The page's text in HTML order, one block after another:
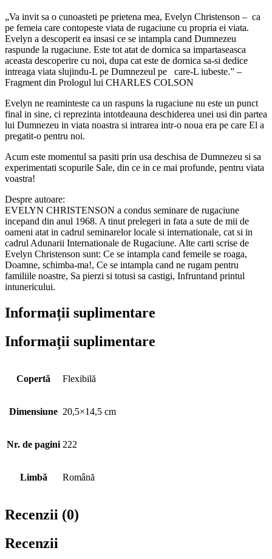
„Va invit sa o cunoasteti pe prietena mea, Evelyn Christenson – ca
pe femeia care contopeste viata de rugaciune cu propria ei viata.
Evelyn a descoperit ea insasi ce se intampla cand Dumnezeu
raspunde la rugaciune. Este tot atat de dornica sa impartaseasca
aceasta descoperire cu noi, dupa cat este de dornica sa-si dedice
intreaga viata slujindu-L pe Dumnezeul pe care-L iubeste.” –
Fragment din Prologul lui CHARLES COLSON
Evelyn ne reaminteste ca un raspuns la rugaciune nu este un punct
final in sine, ci reprezinta intotdeauna deschiderea unei usi din partea
lui Dumnezeu in viata noastra si intrarea intr-o noua era pe care El a
pregatit-o pentru noi.
Acum este momentul sa pasiti prin usa deschisa de Dumnezeu si sa
experimentati scopurile Sale, din ce in ce mai profunde, pentru viata
voastra!
Despre autoare:
EVELYN CHRISTENSON a condus seminare de rugaciune
incepand din anul 1968. A tinut prelegeri in fata a sute de mii de
oameni atat in cadrul seminarelor locale si internationale, cat si in
cadrul Adunarii Internationale de Rugaciune. Alte carti scrise de
Evelyn Christenson sunt: Ce se intampla cand femeile se roaga,
Doamne, schimba-ma!, Ce se intampla cand ne rugam pentru
familiile noastre, Sa pierzi si totusi sa castigi, Infruntand printul
intunericului.
Informații suplimentare
Informații suplimentare
Copertă Flexibilă
Dimensiune 20,5×14,5 cm
Nr. de pagini 222
Limbă Română
Recenzii (0)
Recenzii